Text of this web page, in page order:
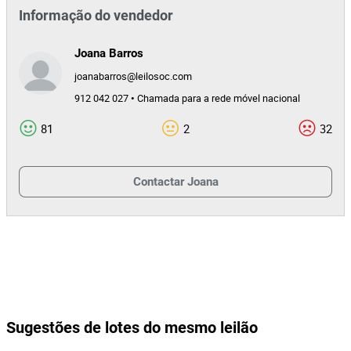
Informação do vendedor
Joana Barros
joanabarros@leilosoc.com
912 042 027 • Chamada para a rede móvel nacional
81 2 32
Contactar Joana
Sugestões de lotes do mesmo leilão